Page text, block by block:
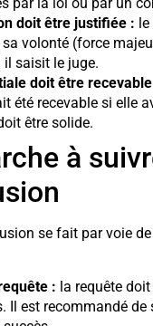
par la loi ou par un
doit être justifiée :
volonté (force
saisit le juge.
doit être
été recevable si elle
être solide.
à
se fait par voie
: la requête
Il est recommandé